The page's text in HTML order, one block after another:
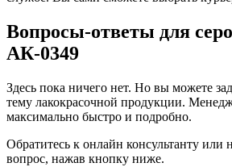
Вопросы-ответы для
АК-0349
Здесь пока ничего нет. Но вы можете
тему лакокрасочной продукции.
максимально быстро и подробно.
Обратитесь к онлайн консультанту или
вопрос, нажав кнопку ниже.